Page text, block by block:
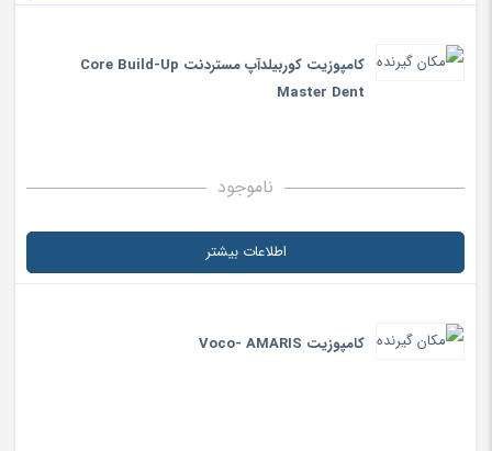
کامپوزیت کوربیلدآپ مستردنت Core Build-Up
Master Dent
ناموجود
اطلاعات بیشتر
کامپوزیت Voco- AMARIS